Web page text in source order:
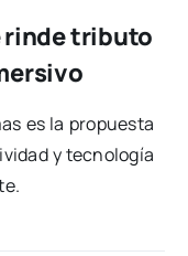
rinde tributo
es la pro­pues­ta
y tec­no­lo­gía